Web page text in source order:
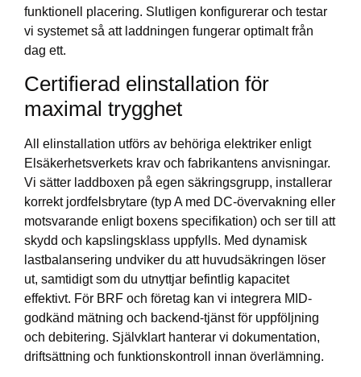
funktionell placering. Slutligen konfigurerar och testar
vi systemet så att laddningen fungerar optimalt från
dag ett.
Certifierad elinstallation för
maximal trygghet
All elinstallation utförs av behöriga elektriker enligt
Elsäkerhetsverkets krav och fabrikantens anvisningar.
Vi sätter laddboxen på egen säkringsgrupp, installerar
korrekt jordfelsbrytare (typ A med DC-övervakning eller
motsvarande enligt boxens specifikation) och ser till att
skydd och kapslingsklass uppfylls. Med dynamisk
lastbalansering undviker du att huvudsäkringen löser
ut, samtidigt som du utnyttjar befintlig kapacitet
effektivt. För BRF och företag kan vi integrera MID-
godkänd mätning och backend-tjänst för uppföljning
och debitering. Självklart hanterar vi dokumentation,
driftsättning och funktionskontroll innan överlämning.